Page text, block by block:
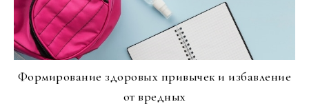
Формирование здоровых привычек и избавление
от вредных